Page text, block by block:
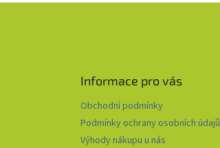
Informace pro vás
Obchodní podmínky
Podmínky ochrany osobních údajů
Výhody nákupu u nás